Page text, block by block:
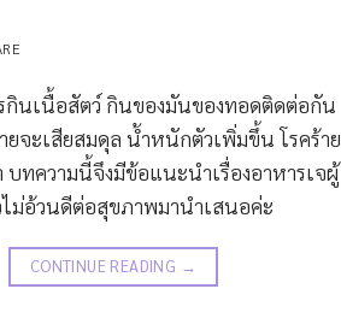
กินเนื้อสัตว์ กินของมันของทอดติดต่อกัน
ยจะเสียสมดุล น้ำหนักตัวเพิ่มขึ้น โรคร้าย
บทความนี้จึงมีข้อแนะนำเรื่องอาหารเจผู้
ม่อ้วนดีต่อสุขภาพมานำเสนอค่ะ
CONTINUE READING →